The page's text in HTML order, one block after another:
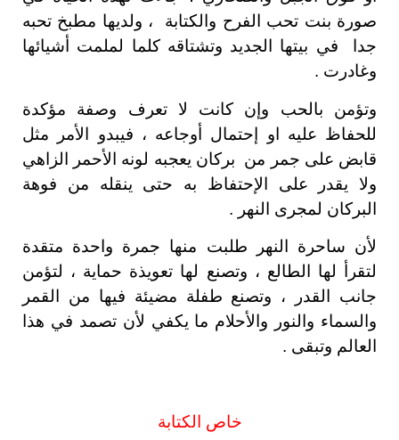
صورة بنت تحب الفرح والكتابة ، ولديها مطبخ تحبه
جدا في بيتها الجديد وتشتاقه كلما لملمت أشيائها
وغادرت .
وتؤمن بالحب وإن كانت لا تعرف وصفة مؤكدة
للحفاظ عليه او إحتمال أوجاعه ، فيبدو الأمر مثل
قابض على جمر من بركان يعجبه لونه الأحمر الزاهي
ولا يقدر على الإحتفاظ به حتى ينقله من فوهة
البركان لمجرى النهر .
لأن ساحرة النهر طلبت منها جمرة واحدة متقدة
لتقرأ لها الطالع ، وتصنع لها تعويذة حماية ، لتؤمن
جانب القدر ، وتصنع طفلة مضيئة فيها من القمر
والسماء والنور والأحلام ما يكفي لأن تصمد في هذا
العالم وتبقى .
خاص الكتابة